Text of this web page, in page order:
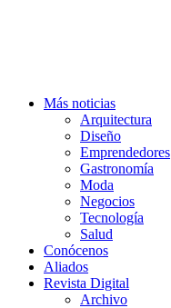
Más noticias
Arquitectura
Diseño
Emprendedores
Gastronomía
Moda
Negocios
Tecnología
Salud
Conócenos
Aliados
Revista Digital
Archivo